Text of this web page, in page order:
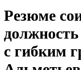
Резюме
с гибким